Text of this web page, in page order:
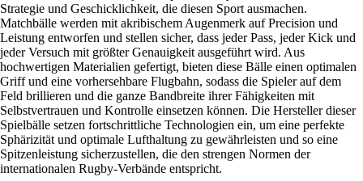
Strategie und Geschicklichkeit, die diesen Sport ausmachen.
Matchbälle werden mit akribischem Augenmerk auf Precision und
Leistung entworfen und stellen sicher, dass jeder Pass, jeder Kick und
jeder Versuch mit größter Genauigkeit ausgeführt wird. Aus
hochwertigen Materialien gefertigt, bieten diese Bälle einen optimalen
Griff und eine vorhersehbare Flugbahn, sodass die Spieler auf dem
Feld brillieren und die ganze Bandbreite ihrer Fähigkeiten mit
Selbstvertrauen und Kontrolle einsetzen können. Die Hersteller dieser
Spielbälle setzen fortschrittliche Technologien ein, um eine perfekte
Sphärizität und optimale Lufthaltung zu gewährleisten und so eine
Spitzenleistung sicherzustellen, die den strengen Normen der
internationalen Rugby-Verbände entspricht.